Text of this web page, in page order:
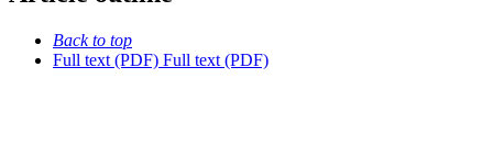
Back to top
Full text (PDF) Full text (PDF)